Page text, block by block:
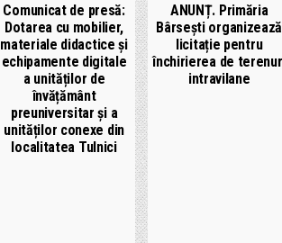
Comunicat de presă:
Dotarea cu mobilier,
materiale didactice și
echipamente digitale
a unităților de
învățământ
preuniversitar și a
unităților conexe din
localitatea Tulnici
ANUNȚ. Primăria
Bârsești organizează
licitație pentru
închirierea de
intravilane